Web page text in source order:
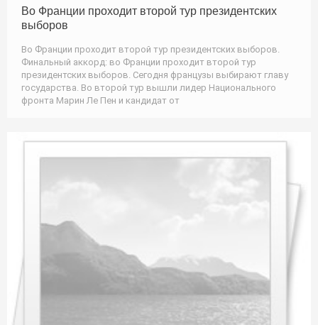
Во Франции проходит второй тур президентских
выборов
Во Франции проходит второй тур президентских выборов.
Финальный аккорд: во Франции проходит второй тур
президентских выборов. Сегодня французы выбирают главу
государства. Во второй тур вышли лидер Национального
фронта Марин Ле Пен и кандидат от